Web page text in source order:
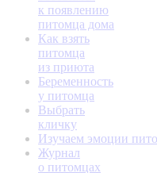
к появлению
питомца дома
Как взять
питомца
из приюта
Беременность
у питомца
Выбрать
кличку
Изучаем эмоции
Журнал
о питомцах